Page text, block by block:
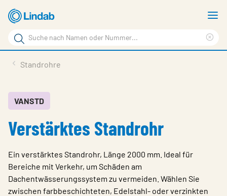
Zum
Hauptinhalt
springen
Suchbegriff
Seite
durchsuchen
Inspiration
Referenzen
Kontakt
Wähle Sprache
Germany - Profile
Standrohre
VANSTD
Verstärktes Standrohr
Ein verstärktes Standrohr, Länge 2000 mm. Ideal für
Bereiche mit Verkehr, um Schäden am
Dachentwässerungssystem zu vermeiden. Wählen Sie
zwischen farbbeschichteten, Edelstahl- oder verzinkten